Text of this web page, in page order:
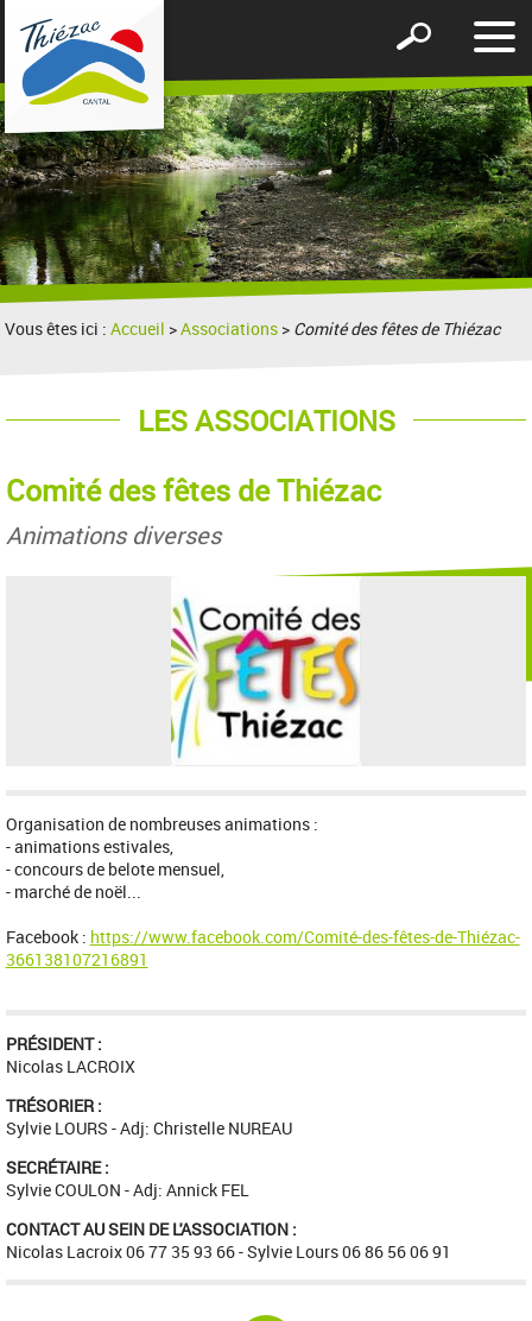
le
Afficher
formulaire
de
recherche
Vous êtes ici :Accueil >Associations > Comité des fêtes de Thiézac
LES ASSOCIATIONS
Comité des fêtes de Thiézac
Animations diverses
Organisation de nombreuses animations :
- animations estivales,
- concours de belote mensuel,
- marché de noël...
Facebook : https://www.facebook.com/Comité-des-fêtes-de-Thiézac-
366138107216891
PRÉSIDENT :
Nicolas LACROIX
TRÉSORIER :
Sylvie LOURS - Adj: Christelle NUREAU
SECRÉTAIRE :
Sylvie COULON - Adj: Annick FEL
CONTACT AU SEIN DE L'ASSOCIATION :
Nicolas Lacroix 06 77 35 93 66 - Sylvie Lours 06 86 56 06 91